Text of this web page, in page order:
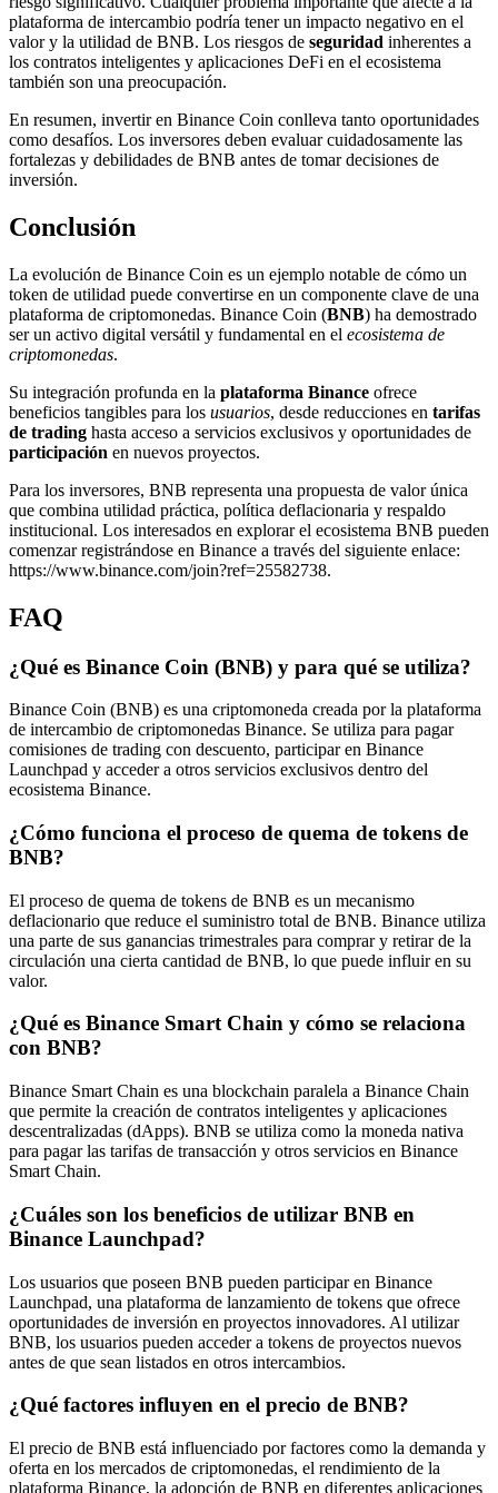
plataforma de intercambio podría tener un impacto negativo en el
valor y la utilidad de BNB. Los riesgos de seguridad inherentes a
los contratos inteligentes y aplicaciones DeFi en el ecosistema
también son una preocupación.
En resumen, invertir en Binance Coin conlleva tanto oportunidades
como desafíos. Los inversores deben evaluar cuidadosamente las
fortalezas y debilidades de BNB antes de tomar decisiones de
inversión.
Conclusión
La evolución de Binance Coin es un ejemplo notable de cómo un
token de utilidad puede convertirse en un componente clave de una
plataforma de criptomonedas. Binance Coin (BNB) ha demostrado
ser un activo digital versátil y fundamental en el ecosistema de
criptomonedas.
Su integración profunda en la plataforma Binance ofrece
beneficios tangibles para los usuarios, desde reducciones en tarifas
de trading hasta acceso a servicios exclusivos y oportunidades de
participación en nuevos proyectos.
Para los inversores, BNB representa una propuesta de valor única
que combina utilidad práctica, política deflacionaria y respaldo
institucional. Los interesados en explorar el ecosistema BNB pueden
comenzar registrándose en Binance a través del siguiente enlace:
https://www.binance.com/join?ref=25582738.
FAQ
¿Qué es Binance Coin (BNB) y para qué se utiliza?
Binance Coin (BNB) es una criptomoneda creada por la plataforma
de intercambio de criptomonedas Binance. Se utiliza para pagar
comisiones de trading con descuento, participar en Binance
Launchpad y acceder a otros servicios exclusivos dentro del
ecosistema Binance.
¿Cómo funciona el proceso de quema de tokens de
BNB?
El proceso de quema de tokens de BNB es un mecanismo
deflacionario que reduce el suministro total de BNB. Binance utiliza
una parte de sus ganancias trimestrales para comprar y retirar de la
circulación una cierta cantidad de BNB, lo que puede influir en su
valor.
¿Qué es Binance Smart Chain y cómo se relaciona
con BNB?
Binance Smart Chain es una blockchain paralela a Binance Chain
que permite la creación de contratos inteligentes y aplicaciones
descentralizadas (dApps). BNB se utiliza como la moneda nativa
para pagar las tarifas de transacción y otros servicios en Binance
Smart Chain.
¿Cuáles son los beneficios de utilizar BNB en
Binance Launchpad?
Los usuarios que poseen BNB pueden participar en Binance
Launchpad, una plataforma de lanzamiento de tokens que ofrece
oportunidades de inversión en proyectos innovadores. Al utilizar
BNB, los usuarios pueden acceder a tokens de proyectos nuevos
antes de que sean listados en otros intercambios.
¿Qué factores influyen en el precio de BNB?
El precio de BNB está influenciado por factores como la demanda y
oferta en los mercados de criptomonedas, el rendimiento de la
plataforma Binance, la adopción de BNB en diferentes aplicaciones